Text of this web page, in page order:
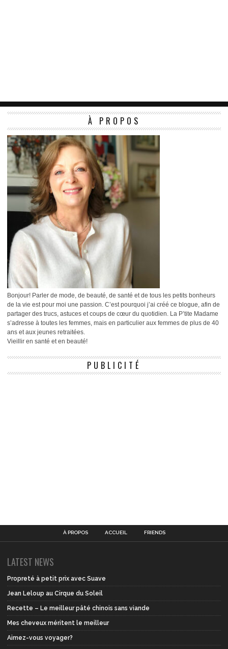
À PROPOS
Bonjour! Parler de mode, de beauté, de santé et de tous les petits bonheurs
de la vie est pour moi une passion. C’est pourquoi j’ai créé ce blogue, afin de
partager des trucs, astuces et coups de cœur du quotidien. La P’tite Madame
s’adresse à toutes les femmes, mais en particulier aux femmes de plus de 40
ans et aux jeunes retraitées.
Vieillir en santé et en beauté!
PUBLICITÉ
À PROPOS ACCUEIL FRIENDS
LATEST NEWS
Propreté à petit prix avec Suave
Jean Leloup au Cirque du Soleil
Recette – Le meilleur pâté chinois sans viande
Mes cheveux méritent le meilleur
Aimez-vous voyager?